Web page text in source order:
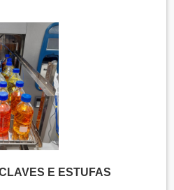
em um relatório
como gráficos,
e a conclusão das
E ESTUFAS